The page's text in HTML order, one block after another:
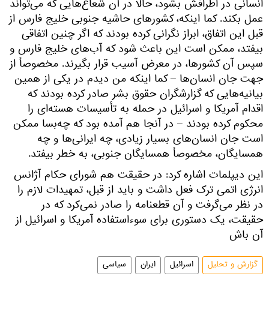
انسانی در اطرافش بشود، حالا در آن شعاع‌هایی که می‌تواند
عمل بکند. کما اینکه، کشورهای حاشیه جنوبی خلیج فارس از
قبل این اتفاق، ابراز نگرانی کرده بودند که اگر چنین اتفاقی
بیفتد، ممکن است این باعث شود که آب‌های خلیج فارس و
سپس آن کشورها، در معرض آسیب قرار بگیرند. مخصوصاً از
جهت جان انسان‌ها – کما اینکه من دیدم در یکی از همین
بیانیه‌هایی که گزارشگران حقوق بشر صادر کرده بودند که
اقدام آمریکا و اسرائیل در حمله به تأسیسات هسته‌ای را
محکوم کرده بودند – در آنجا هم آمده بود که چه‌بسا ممکن
است جان انسان‌های بسیار زیادی، چه ایرانی‌ها و چه
همسایگان، مخصوصاً همسایگان جنوبی، به خطر بیفتد.
این دیپلمات اشاره کرد: در حقیقت هم شورای حکام آژانس
انرژی اتمی ترک فعل داشت و باید از قبل، تمهیدات لازم را
در نظر می‌گرفت و آن قطعنامه را صادر نمی‌کرد که در
حقیقت، یک دستوری برای سوءاستفاده آمریکا و اسرائیل از
آن باش
گزارش و تحلیل اسرائیل ایران سیاسی